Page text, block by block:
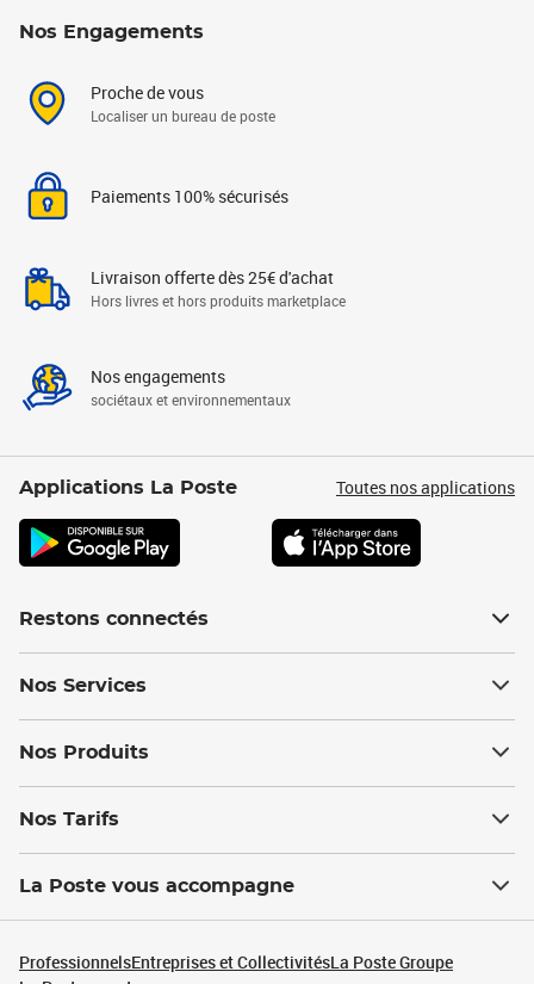
Nos Engagements
Proche de vous
Localiser un bureau de poste
Paiements 100% sécurisés
Livraison offerte dès 25€ d'achat
Hors livres et hors produits marketplace
Nos engagements
sociétaux et environnementaux
Applications La Poste Toutes nos applications
Restons connectés
Nos Services
Nos Produits
Nos Tarifs
La Poste vous accompagne
ProfessionnelsEntreprises et CollectivitésLa Poste Groupe